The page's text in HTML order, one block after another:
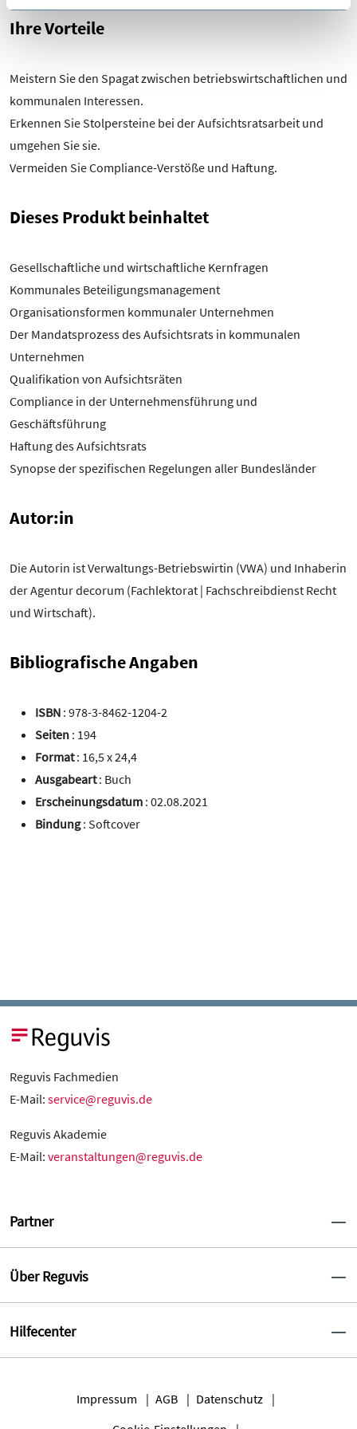
Sofern Sie der Verwendung von Cookies und der
Verarbeitung in den USA (Art. 49 Abs. 1 S. 1 lit. a
jederzeit mit Wirkung für die Zukunft widerrufen, indem
Sie unsere Cookie-Einstellungen in der
Datenschutzinformation aufrufen und dort im Detail
auswählen, welche Cookies Sie nicht akzeptieren
möchten.
Ihre Vorteile
Meistern Sie den Spagat zwischen betriebswirtschaftlichen und
kommunalen Interessen.
Erkennen Sie Stolpersteine bei der Aufsichtsratsarbeit und
umgehen Sie sie.
Vermeiden Sie Compliance-Verstöße und Haftung.
Dieses Produkt beinhaltet
Gesellschaftliche und wirtschaftliche Kernfragen
Kommunales Beteiligungsmanagement
Organisationsformen kommunaler Unternehmen
Der Mandatsprozess des Aufsichtsrats in kommunalen
Unternehmen
Qualifikation von Aufsichtsräten
Compliance in der Unternehmensführung und
Geschäftsführung
Haftung des Aufsichtsrats
Synopse der spezifischen Regelungen aller Bundesländer
Autor:in
Die Autorin ist Verwaltungs-Betriebswirtin (VWA) und Inhaberin
der Agentur decorum (Fachlektorat | Fachschreibdienst Recht
und Wirtschaft).
Bibliografische Angaben
ISBN : 978-3-8462-1204-2
Seiten : 194
Format: 16,5 x 24,4
Ausgabeart: Buch
Erscheinungsdatum : 02.08.2021
Bindung: Softcover
Reguvis Fachmedien
E-Mail: service@reguvis.de
Reguvis Akademie
E-Mail: veranstaltungen@reguvis.de
Partner
Über Reguvis
Hilfecenter
Impressum AGB
Datenschutz